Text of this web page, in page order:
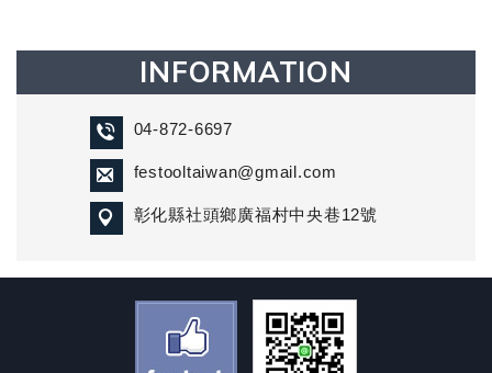
INFORMATION
04-872-6697
festooltaiwan@gmail.com
彰化縣社頭鄉廣福村中央巷12號